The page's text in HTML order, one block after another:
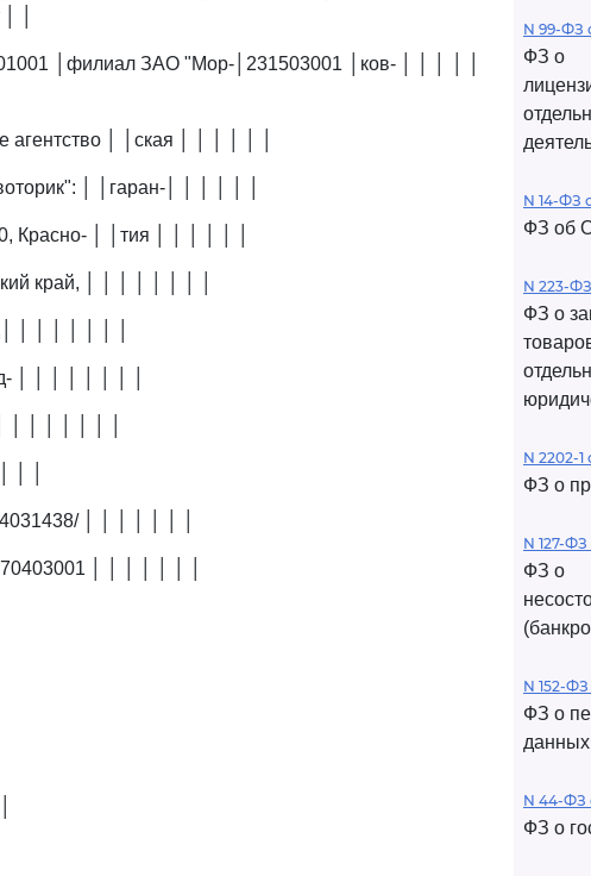
│
│филиал ЗАО "Мор-│231503001 │ков- │ │ │ │ │
│ │ская │ │ │ │ │ │
│ │гаран-│ │ │ │ │ │
Красно- │ │тия │ │ │ │ │ │
край, │ │ │ │ │ │ │ │
│ │ │ │ │ │ │
│ │ │ │ │ │ │ │
│ │ │ │ │ │ │
│ │
│ │ │ │ │ │ │
│ │ │ │ │ │ │
N 99-ФЗ
ФЗ о
N 14-ФЗ
ФЗ об
N 223-ФЗ
ФЗ о
N 2202-1
ФЗ о
N 127-ФЗ
ФЗ о
N 152-ФЗ
ФЗ о
данных
N 44-ФЗ
ФЗ о